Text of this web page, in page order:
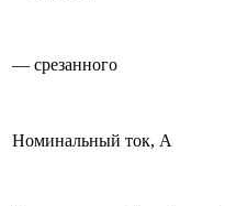
— срезанного
Номинальный ток, А